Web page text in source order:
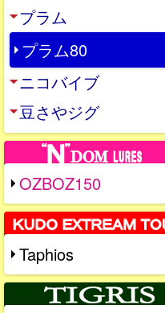
プラム
プラム80
ニコバイブ
豆さやジグ
OZBOZ150
Taphios